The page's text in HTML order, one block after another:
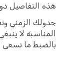
هذه التفاصيل
جدولك الزمني
المناسبة لا
بالضبط ما نسعى